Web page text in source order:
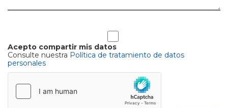
Acepto compartir mis datos
Consulte nuestra Política de tratamiento de datos
personales